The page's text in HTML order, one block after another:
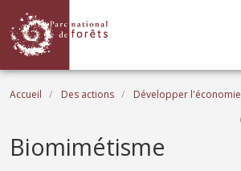
Fil d'Ariane
Accueil Des actions Développer l'économie
Biomimétisme